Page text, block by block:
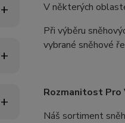
V některých
Při výběru
vybrané sněhové
Rozmanitost Pro
Náš sortiment